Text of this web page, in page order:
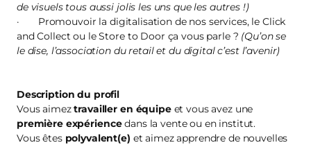
de visuels tous aussi jolis les uns que les autres !)
· Promouvoir la digitalisation de nos services, le Click
and Collect ou le Store to Door ça vous parle ? (Qu’on se
le dise, l’association du retail et du digital c’est l’avenir)
Description du profil
Vous aimeztravailler en équipe et vous avez une
première expériencedans la vente ou en institut.
Vous êtes polyvalent(e) et aimez apprendre de nouvelles